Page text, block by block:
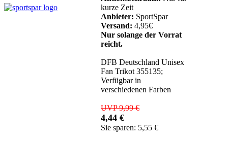
kurze Zeit
Anbieter: SportSpar
Versand: 4,95€
Nur solange der Vorrat
reicht.
DFB Deutschland Unisex
Fan Trikot 355135;
Verfügbar in
verschiedenen Farben
UVP 9,99 €
4,44 €
Sie sparen: 5,55 €